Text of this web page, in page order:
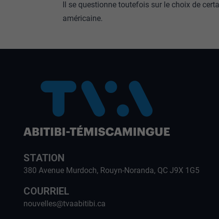
Il se questionne toutefois sur le choix de
américaine.
STATION
380 Avenue Murdoch, Rouyn-Noranda, QC J9X 1G5
COURRIEL
nouvelles@tvaabitibi.ca